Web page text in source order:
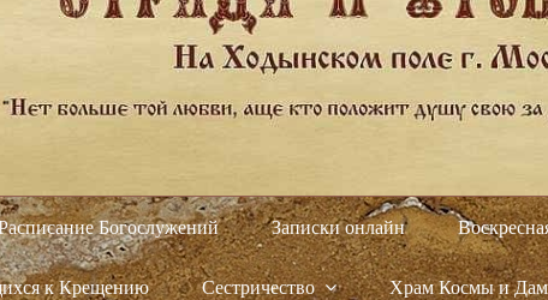
Богослужений Записки онлайн
к Крещению Сестричество Храм Космы и